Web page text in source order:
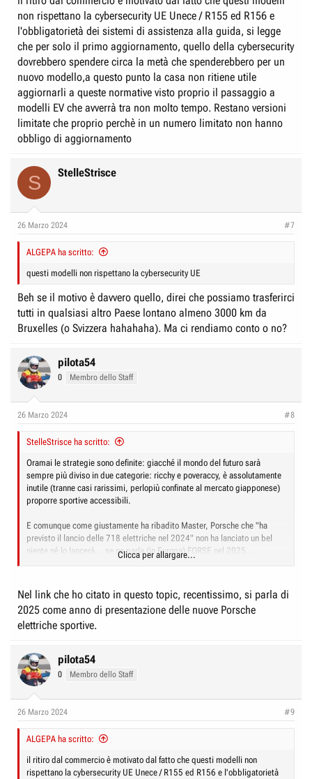
non rispettano la cybersecurity UE Unece / R155 ed R156 e
l'obbligatorietà dei sistemi di assistenza alla guida, si legge
che per solo il primo aggiornamento, quello della cybersecurity
dovrebbero spendere circa la metà che spenderebbero per un
nuovo modello,a questo punto la casa non ritiene utile
aggiornarli a queste normative visto proprio il passaggio a
modelli EV che avverrà tra non molto tempo. Restano versioni
limitate che proprio perchè in un numero limitato non hanno
obbligo di aggiornamento
S StelleStrisce
26 Marzo 2024 #7
ALGEPA ha scritto:
questi modelli non rispettano la cybersecurity UE
Beh se il motivo è davvero quello, direi che possiamo trasferirci
tutti in qualsiasi altro Paese lontano almeno 3000 km da
Bruxelles (o Svizzera hahahaha). Ma ci rendiamo conto o no?
pilota54
0 Membro dello Staff
26 Marzo 2024 #8
StelleStrisce ha scritto:
Oramai le strategie sono definite: giacché il mondo del futuro sarà
sempre più diviso in due categorie: ricchy e poveraccy, è assolutamente
inutile (tranne casi rarissimi, perlopiù confinate al mercato giapponese)
proporre sportive accessibili.
E comunque come giustamente ha ribadito Master, Porsche che "ha
previsto il lancio delle 718 elettriche nel 2024" non ha lanciato un bel
niente né lo lancerà... se ne parla (in Europa) FORSE nel 2025...
sono innanzi tutto SEICILINDRATE, le uniche che potranno ancora avere
mercato nella situazione che citavo prima. Le 718 a 4 cilindri,
onestamente, si sono rivelate un parziale insuccesso pur essendo ottime
vetture dalla dinamica entusiasmante.
Clicca per allargare...
Nel link che ho citato in questo topic, recentissimo, si parla di
2025 come anno di presentazione delle nuove Porsche
elettriche sportive.
pilota54
0 Membro dello Staff
26 Marzo 2024 #9
ALGEPA ha scritto:
il ritiro dal commercio è motivato dal fatto che questi modelli non
rispettano la cybersecurity UE Unece / R155 ed R156 e l'obbligatorietà